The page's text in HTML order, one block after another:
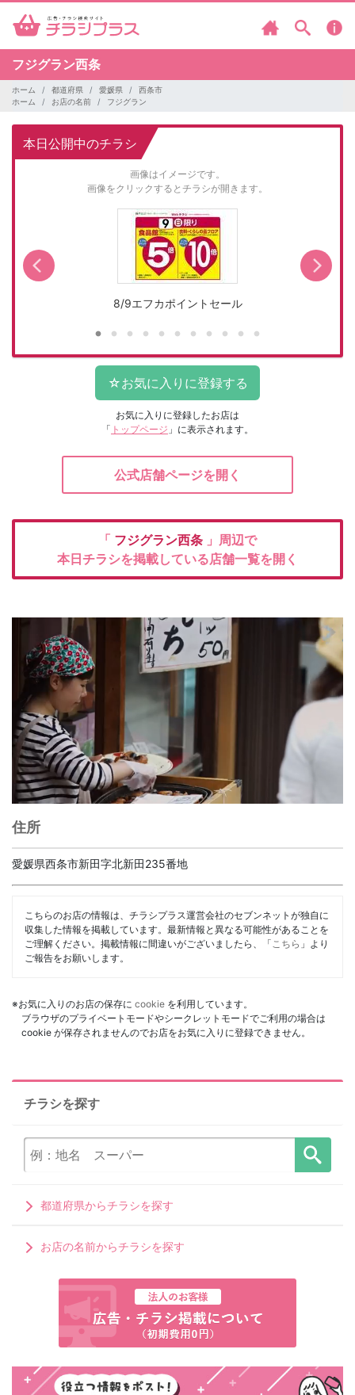
フジグラン西条
ホーム 都道府県 愛媛県
西条市
ホーム
お店の名前 フジグラン
本日公開中のチラシ
画像はイメージです。
画像をクリックするとチラシが開きます。
8/9エフカポイントセール
お気に入りに登録したお店は
「 トップページ 」に表示されます。
公式店舗ページを開く
「 フジグラン西条 」周辺で
本日チラシを掲載している店舗一覧を開く
住所
愛媛県西条市新田字北新田235番地
こちらのお店の情報は、チラシプラス運営会社のセブンネットが独自に
収集した情報を掲載しています。最新情報と異なる可能性があることを
ご理解ください。掲載情報に間違いがございましたら、「 こちら 」より
ご報告をお願いします。
※お気に入りのお店の保存に cookie を利用しています。
ブラウザのプライベートモードやシークレットモードでご利用の場合は
cookie が保存されませんのでお店をお気に入りに登録できません。
チラシを探す
都道府県からチラシを探す
お店の名前からチラシを探す